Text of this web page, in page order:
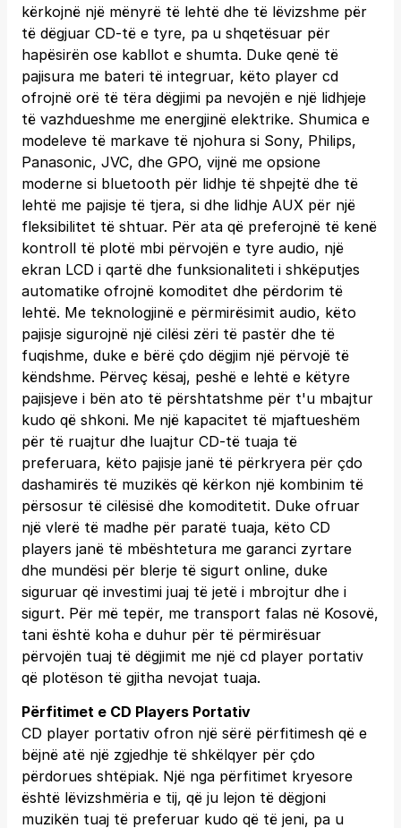
kërkojnë një mënyrë të lehtë dhe të lëvizshme për
të dëgjuar CD-të e tyre, pa u shqetësuar për
hapësirën ose kabllot e shumta. Duke qenë të
pajisura me bateri të integruar, këto player cd
ofrojnë orë të tëra dëgjimi pa nevojën e një lidhjeje
të vazhdueshme me energjinë elektrike. Shumica e
modeleve të markave të njohura si Sony, Philips,
Panasonic, JVC, dhe GPO, vijnë me opsione
moderne si bluetooth për lidhje të shpejtë dhe të
lehtë me pajisje të tjera, si dhe lidhje AUX për një
fleksibilitet të shtuar. Për ata që preferojnë të kenë
kontroll të plotë mbi përvojën e tyre audio, një
ekran LCD i qartë dhe funksionaliteti i shkëputjes
automatike ofrojnë komoditet dhe përdorim të
lehtë. Me teknologjinë e përmirësimit audio, këto
pajisje sigurojnë një cilësi zëri të pastër dhe të
fuqishme, duke e bërë çdo dëgjim një përvojë të
këndshme. Përveç kësaj, peshë e lehtë e këtyre
pajisjeve i bën ato të përshtatshme për t'u mbajtur
kudo që shkoni. Me një kapacitet të mjaftueshëm
për të ruajtur dhe luajtur CD-të tuaja të
preferuara, këto pajisje janë të përkryera për çdo
dashamirës të muzikës që kërkon një kombinim të
përsosur të cilësisë dhe komoditetit. Duke ofruar
një vlerë të madhe për paratë tuaja, këto CD
players janë të mbështetura me garanci zyrtare
dhe mundësi për blerje të sigurt online, duke
siguruar që investimi juaj të jetë i mbrojtur dhe i
sigurt. Për më tepër, me transport falas në Kosovë,
tani është koha e duhur për të përmirësuar
përvojën tuaj të dëgjimit me një cd player portativ
që plotëson të gjitha nevojat tuaja.
Përfitimet e CD Players Portativ
CD player portativ ofron një sërë përfitimesh që e
bëjnë atë një zgjedhje të shkëlqyer për çdo
përdorues shtëpiak. Një nga përfitimet kryesore
është lëvizshmëria e tij, që ju lejon të dëgjoni
muzikën tuaj të preferuar kudo që të jeni, pa u